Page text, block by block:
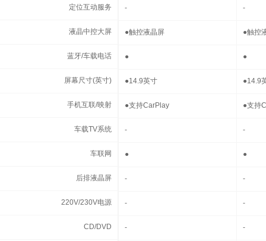
定位互动服务 - -
液晶中控大屏 ●触控液晶屏 ●触控
蓝牙/车载电话 ● ●
屏幕尺寸(英寸) ●14.9英寸 ●14.9
手机互联/映射 ●支持CarPlay ●支持
车载TV系统 - -
车联网 ● ●
后排液晶屏 - -
220V/230V电源 - -
CD/DVD - -
定位互动服务
液晶中控大屏
蓝牙/车载电话
屏幕尺寸(英寸)
手机互联/映射
车载TV系统
车联网
后排液晶屏
220V/230V电源
CD/DVD